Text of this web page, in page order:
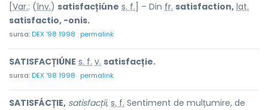
Var.: (înv.) satisfacțiúne s. f. ] – Din fr. satisfaction, lat.
satisfactio, -onis.
sursa:DEX '98 1998 permalink
SATISFACȚIÚNE s. f. v. satisfacție.
sursa:DEX '98 1998 permalink
SATISFÁCȚIE, satisfacții, s. f. Sentiment de mulțumire, de